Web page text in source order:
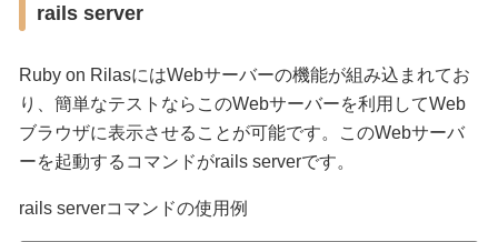
rails server
Ruby on RilasにはWebサーバーの機能が組み込まれてお
り、簡単なテストならこのWebサーバーを利用してWeb
ブラウザに表示させることが可能です。このWebサーバ
ーを起動するコマンドがrails serverです。
rails serverコマンドの使用例